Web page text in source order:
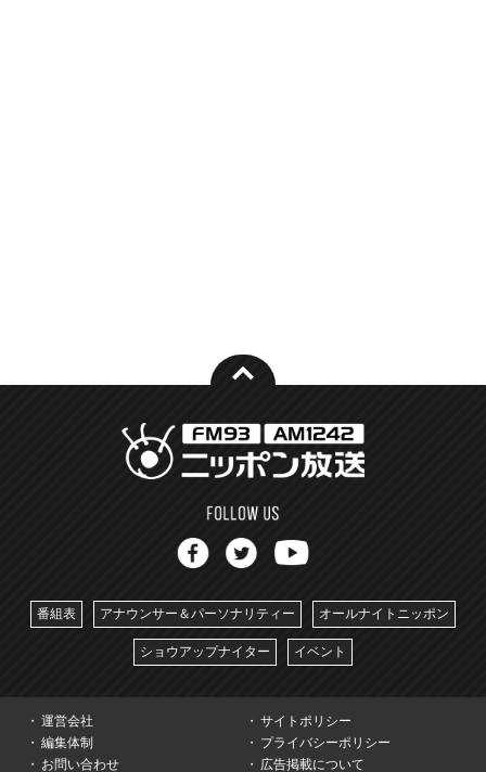
番組表 アナウンサー＆パーソナリティー オールナイトニッポン
ショウアップナイター イベント
運営会社
サイトポリシー
編集体制
プライバシーポリシー
お問い合わせ
広告掲載について